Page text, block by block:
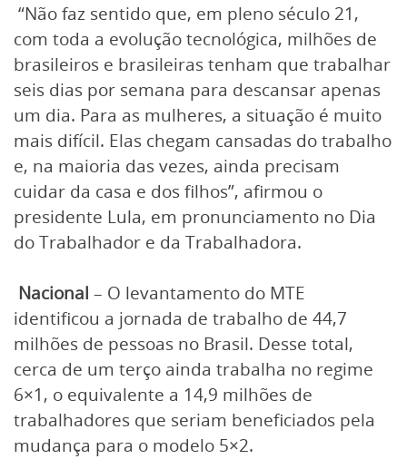
“Não faz sentido que, em pleno século 21,
com toda a evolução tecnológica, milhões de
brasileiros e brasileiras tenham que trabalhar
seis dias por semana para descansar apenas
um dia. Para as mulheres, a situação é muito
mais difícil. Elas chegam cansadas do trabalho
e, na maioria das vezes, ainda precisam
cuidar da casa e dos filhos”, afirmou o
presidente Lula, em pronunciamento no Dia
do Trabalhador e da Trabalhadora.
Nacional – O levantamento do MTE
identificou a jornada de trabalho de 44,7
milhões de pessoas no Brasil. Desse total,
cerca de um terço ainda trabalha no regime
6×1, o equivalente a 14,9 milhões de
trabalhadores que seriam beneficiados pela
mudança para o modelo 5×2.